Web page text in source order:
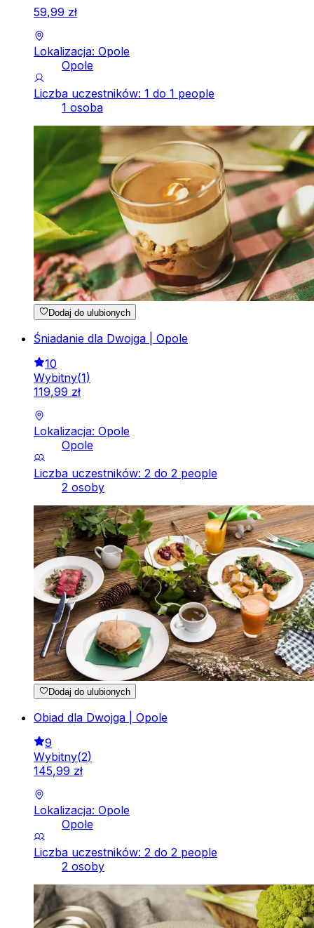
59,99 zł
Lokalizacja: Opole
Opole
Liczba uczestników: 1 do 1 people
1 osoba
Dodaj do ulubionych
Śniadanie dla Dwojga | Opole
10
Wybitny(1)
119,99 zł
Lokalizacja: Opole
Opole
Liczba uczestników: 2 do 2 people
2 osoby
Dodaj do ulubionych
Obiad dla Dwojga | Opole
9
Wybitny(2)
145,99 zł
Lokalizacja: Opole
Opole
Liczba uczestników: 2 do 2 people
2 osoby